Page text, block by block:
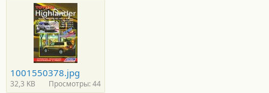
1001550378.jpg
32,3 KB Просмотры: 44